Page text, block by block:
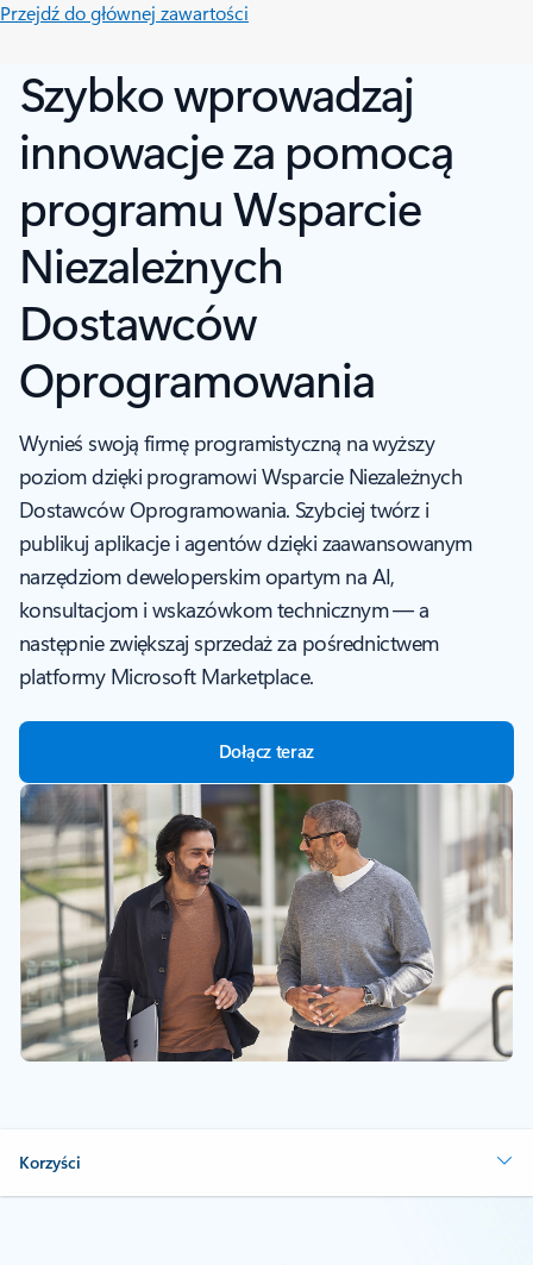
Przejdź do głównej zawartości
Szybko wprowadzaj
innowacje za pomocą
programu Wsparcie
Niezależnych
Dostawców
Oprogramowania
Wynieś swoją firmę programistyczną na wyższy
poziom dzięki programowi Wsparcie Niezależnych
Dostawców Oprogramowania. Szybciej twórz i
publikuj aplikacje i agentów dzięki zaawansowanym
narzędziom deweloperskim opartym na AI,
konsultacjom i wskazówkom technicznym — a
następnie zwiększaj sprzedaż za pośrednictwem
platformy Microsoft Marketplace.
Dołącz teraz
Korzyści